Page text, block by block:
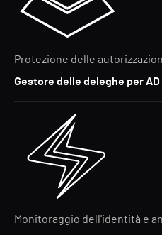
Protezione delle
Gestore delle deleghe per AD
Monitoraggio dell'identità e